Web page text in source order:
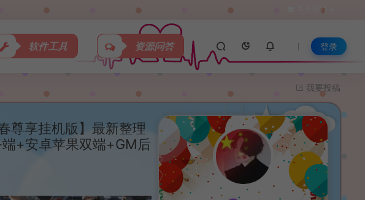
关于我们
软件工具 资源问答 登录
我要投稿
尊享挂机版】最新整理
+安卓苹果双端+GM后